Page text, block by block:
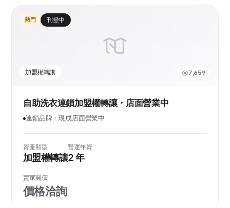
熱門 刊登中
加盟權轉讓 7,659
自助洗衣連鎖加盟權轉讓・店面營業中
連鎖品牌・現成店面營業中
資產類型
加盟權轉讓
營運年資
2 年
賣家開價
價格洽詢